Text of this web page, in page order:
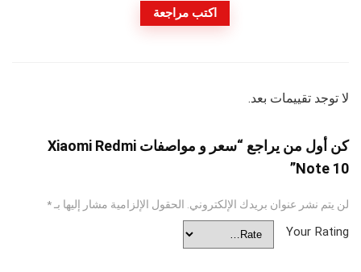
اكتب مراجعة
لا توجد تقييمات بعد.
كن أول من يراجع “سعر و مواصفات Xiaomi Redmi
Note 10”
لن يتم نشر عنوان بريدك الإلكتروني. الحقول الإلزامية مشار إليها بـ*
Your Rating